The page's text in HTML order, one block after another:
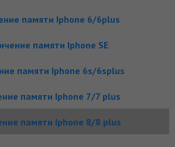
памяти Iphone 6/6plus
памяти Iphone SE
памяти Iphone 6s/6splus
памяти Iphone 7/7 plus
памяти Iphone 8/8 plus